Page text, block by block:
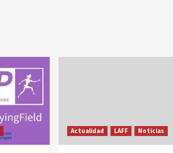
Actualidad LAFF Noticias